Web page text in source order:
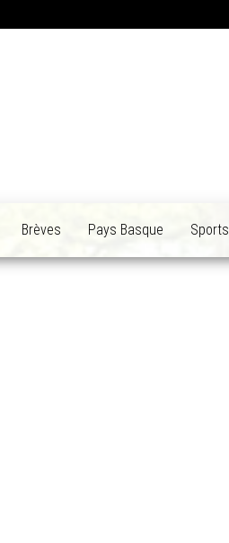
Brèves Pays Basque Sports